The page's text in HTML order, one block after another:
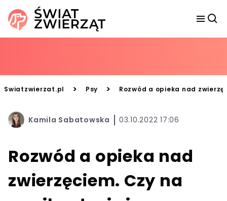
Swiatzwierzat.pl > Psy > Rozwód a opieka nad
Kamila Sabatowska 03.10.2022 17:06
Rozwód a opieka nad
zwierzęciem. Czy na